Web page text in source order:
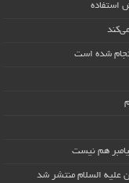
استفاده
شده است
هم نیست
علیه السلام منتشر شد